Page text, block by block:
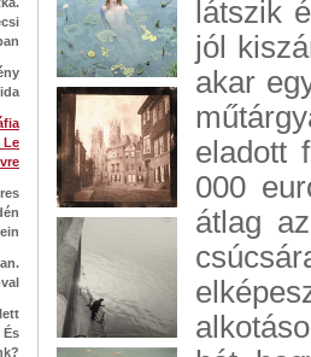
Le
És
látszik
jól
akar
eladott
000
átlag